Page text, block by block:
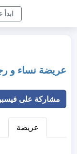
عريضة نساء و
مشاركة على
عريضة